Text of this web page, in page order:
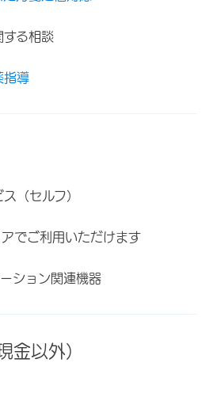
する相談
指導
（セルフ）
でご利用いただけます
ション関連機器
金以外）